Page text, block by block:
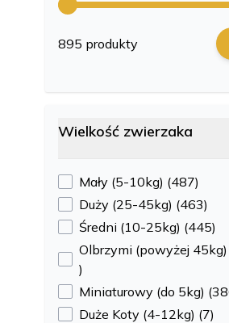
895 produkty
Wielkość zwierzaka
Mały (5-10kg) (487)
Duży (25-45kg) (463)
Średni (10-25kg) (445)
Olbrzymi (powyżej 45kg)
products available
)
Miniaturowy (do 5kg) (
Duże Koty (4-12kg) (7)